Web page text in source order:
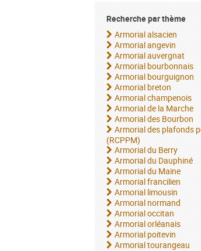
Recherche par thème
Armorial alsacien
Armorial angevin
Armorial auvergnat
Armorial bourbonnais
Armorial bourguignon
Armorial breton
Armorial champenois
Armorial de la Marche
Armorial des Bourbon
Armorial des plafonds
(RCPPM)
Armorial du Berry
Armorial du Dauphiné
Armorial du Maine
Armorial francilien
Armorial limousin
Armorial normand
Armorial occitan
Armorial orléanais
Armorial poitevin
Armorial tourangeau